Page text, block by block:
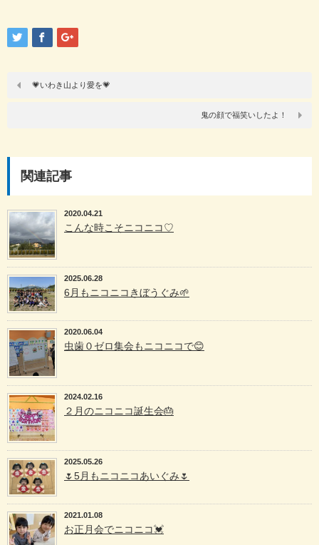
💗いわき山より愛を💗
鬼の顔で福笑いしたよ！
関連記事
2020.04.21
こんな時こそニコニコ♡
2025.06.28
6月もニコニコきぼうぐみ🌱
2020.06.04
虫歯０ゼロ集会もニコニコで😊
2024.02.16
２月のニコニコ誕生会🎂
2025.05.26
🌷5月もニコニコあいぐみ🌷
2021.01.08
お正月会でニコニコ💓